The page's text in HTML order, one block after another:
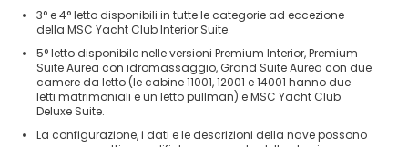
3° e 4° letto disponibili in tutte le categorie ad eccezione
della MSC Yacht Club Interior Suite.
5° letto disponibile nelle versioni Premium Interior, Premium
Suite Aurea con idromassaggio, Grand Suite Aurea con due
camere da letto (le cabine 11001, 12001 e 14001 hanno due
letti matrimoniali e un letto pullman) e MSC Yacht Club
Deluxe Suite.
La configurazione, i dati e le descrizioni della nave possono